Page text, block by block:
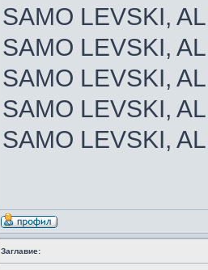
SAMO LEVSKI,
SAMO LEVSKI,
SAMO LEVSKI,
SAMO LEVSKI,
SAMO LEVSKI,
Заглавие: